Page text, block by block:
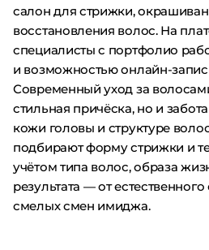
салон для стрижки,
восстановления волос. На
специалисты с портфолио
и возможностью онлайн-
Современный уход за
стильная причёска, но и
кожи головы и структуре
подбирают форму стрижки и
учётом типа волос, образа
результата — от
смелых смен имиджа.